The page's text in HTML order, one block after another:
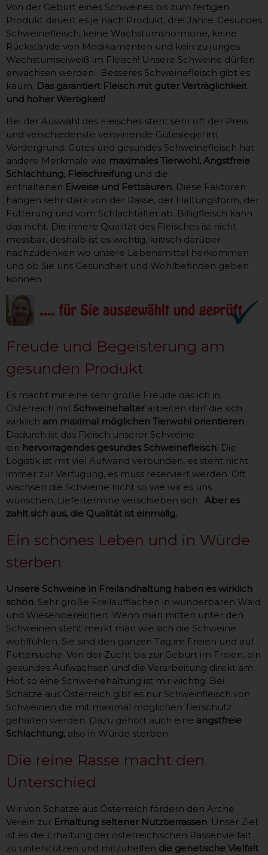
Von der Geburt eines Schweines bis zum fertigen
Produkt dauert es je nach Produkt, drei Jahre. Gesundes
Schweinefleisch, keine Wachstumshormone, keine
Rückstände von Medikamenten und kein zu junges
Wachstumseiweiß im Fleisch! Unsere Schweine dürfen
erwachsen werden. Besseres Schweinefleisch gibt es
kaum. Das garantiert Fleisch mit guter Verträglichkeit
und hoher Wertigkeit!
Bei der Auswahl des Fleisches steht sehr oft der Preis
und verschiedenste verwirrende Gütesiegel im
Vordergrund. Gutes und gesundes Schweinefleisch hat
andere Merkmale wie maximales Tierwohl, Angstfreie
Schlachtung, Fleischreifung und die
enthaltenen Eiweise und Fettsäuren. Diese Faktoren
hängen sehr stark von der Rasse, der Haltungsform, der
Fütterung und vom Schlachtalter ab. Billigfleisch kann
das nicht. Die innere Qualität des Fleisches ist nicht
messbar, deshalb ist es wichtig, kritisch darüber
nachzudenken wo unsere Lebensmittel herkommen
und ob Sie uns Gesundheit und Wohlbefinden geben
können.
Freude und Begeisterung am
gesunden Produkt
Es macht mir eine sehr große Freude das ich in
Österreich mit Schweinehalterarbeiten darf die sich
wirklich am maximal möglichen Tierwohl orientieren.
Dadurch ist das Fleisch unserer Schweine
ein hervorragendes gesundes Schweinefleisch. Die
Logistik ist mit viel Aufwand verbunden, es steht nicht
immer zur Verfügung, es muss reserviert werden. Oft
wachsen die Schweine nicht so wie wir es uns
wünschen, Liefertermine verschieben sich. Aber es
zahlt sich aus, die Qualität ist einmalig.
Ein schönes Leben und in Würde
sterben
Unsere Schweine in Freilandhaltung haben es wirklich
schön. Sehr große Freilaufflächen in wunderbaren Wald
und Wiesenbereichen. Wenn man mitten unter den
Schweinen steht merkt man wie sich die Schweine
wohlfühlen. Sie sind den ganzen Tag im Freien und auf
Futtersuche. Von der Zucht bis zur Geburt im Freien, ein
gesundes Aufwachsen und die Verarbeitung direkt am
Hof, so eine Schweinehaltung ist mir wichtig. Bei
Schätze aus Österreich gibt es nur Schweinfleisch von
Schweinen die mit maximal möglichen Tierschutz
gehalten werden. Dazu gehört auch eine angstfreie
Schlachtung, also in Würde sterben.
Die reine Rasse macht den
Unterschied
Wir von Schätze aus Österreich fördern den Arche
Verein zur Erhaltung seltener Nutztierrassen. Unser Ziel
ist es die Erhaltung der österreichischen Rassenvielfalt
zu unterstützen und mitzuhelfen die genetische Vielfalt